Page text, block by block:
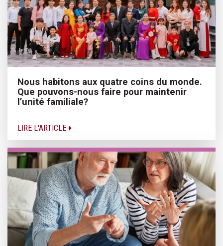
Nous habitons aux quatre coins du monde.
Que pouvons-nous faire pour maintenir
l’unité familiale?
LIRE L'ARTICLE